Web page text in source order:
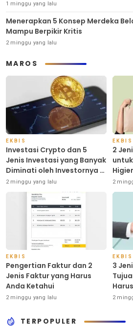
1 minggu yang lalu
Menerapkan 5 Konsep Merdeka
Mampu Berpikir Kritis
2 minggu yang lalu
MAROS
EKBIS
Investasi Crypto dan 5
Jenis Investasi yang Banyak
Diminati oleh Investornya di
Indonesia
2 minggu yang lalu
EKBIS
2
2
EKBIS
Pengertian Faktur dan 2
Jenis Faktur yang Harus
Anda Ketahui
2 minggu yang lalu
EKBIS
3
2
TERPOPULER